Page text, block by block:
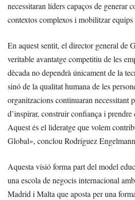
necessitaran líders capaços de generar
contextos complexos i mobilitzar equips
En aquest sentit, el director general de
veritable avantatge competitiu de les
dècada no dependrà únicament de la
sinó de la qualitat humana de les
organitzacions continuaran necessitant
d’inspirar, construir confiança i
Aquest és el lideratge que volem
Global», conclou Rodríguez
Aquesta visió forma part del model
una escola de negocis internacional
Madrid i Malta que aposta per una